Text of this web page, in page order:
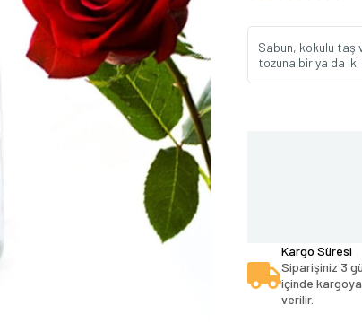
Sabun, kokulu taş
tozuna bir ya da
Kargo Süresi
Siparişiniz 3
içinde kargoya
verilir.